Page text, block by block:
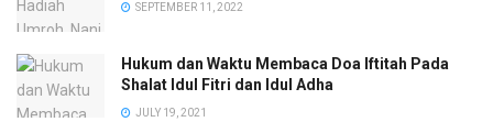
SEPTEMBER 11, 2022
Hukum dan Waktu Membaca Doa Iftitah Pada
Shalat Idul Fitri dan Idul Adha
JULY 19, 2021